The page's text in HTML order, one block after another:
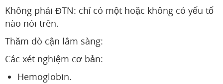
Không phải ĐTN: chỉ có một hoặc không có yếu tố
nào nói trên.
Thăm dò cận lâm sàng:
Các xét nghiệm cơ bản:
Hemoglobin.